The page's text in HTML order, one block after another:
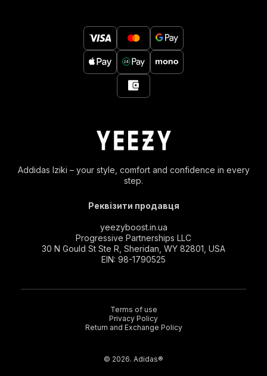
Addidas Iziki – your style, comfort and confidence in every
step.
Реквізити продавця
yeezyboost.in.ua
Progressive Partnerships LLC
30 N Gould St Ste R, Sheridan, WY 82801, USA
EIN: 98-1790525
© 2026. Adidas®
Terms of use
Privacy Policy
Return and Exchange Policy